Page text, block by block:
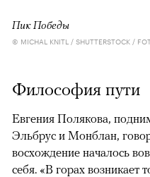
Пик Победы
© MICHAL KNITL / SHUTTERSTOCK /
Философия пути
Евгения Полякова,
Эльбрус и Монблан,
восхождение началось
себя. «В горах возникает